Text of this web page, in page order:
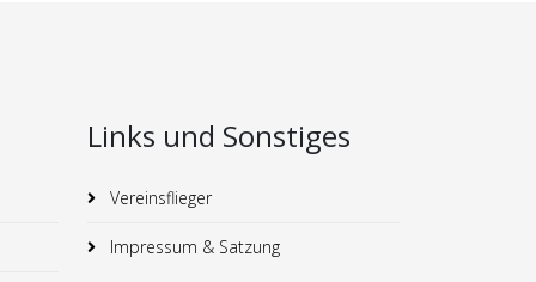
Links und Sonstiges
Vereinsflieger
Impressum & Satzung